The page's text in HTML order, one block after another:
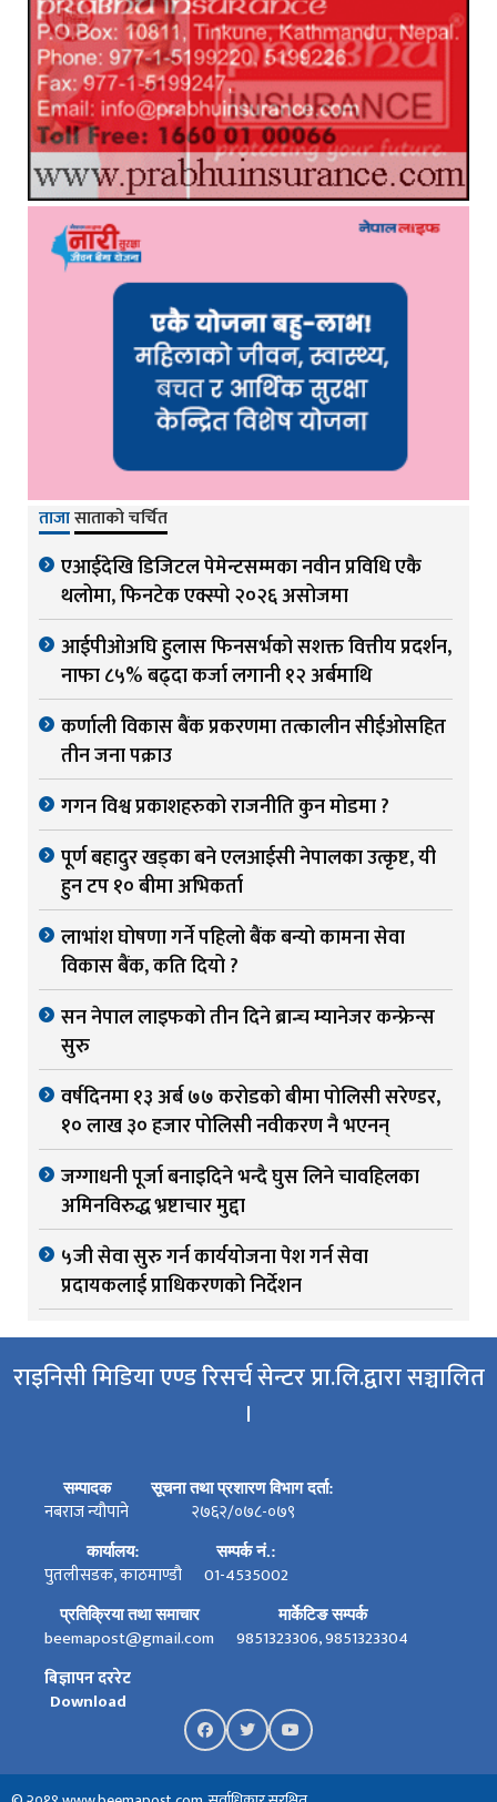
ताजासाताको चर्चित
एआईदेखि डिजिटल पेमेन्टसम्मका नवीन प्रविधि एकै
थलोमा, फिनटेक एक्स्पो २०२६ असोजमा
आईपीओअघि हुलास फिनसर्भको सशक्त वित्तीय प्रदर्शन,
नाफा ८५% बढ्दा कर्जा लगानी १२ अर्बमाथि
कर्णाली विकास बैंक प्रकरणमा तत्कालीन सीईओसहित
तीन जना पक्राउ
गगन विश्व प्रकाशहरुको राजनीति कुन मोडमा ?
पूर्ण बहादुर खड्का बने एलआईसी नेपालका उत्कृष्ट, यी
हुन टप १० बीमा अभिकर्ता
लाभांश घोषणा गर्ने पहिलो बैंक बन्यो कामना सेवा
विकास बैंक, कति दियो ?
सन नेपाल लाइफको तीन दिने ब्रान्च म्यानेजर कन्फ्रेन्स
सुरु
वर्षदिनमा १३ अर्ब ७७ करोडको बीमा पोलिसी सरेण्डर,
१० लाख ३० हजार पोलिसी नवीकरण नै भएनन्
जग्गाधनी पूर्जा बनाइदिने भन्दै घुस लिने चावहिलका
अमिनविरुद्ध भ्रष्टाचार मुद्दा
५जी सेवा सुरु गर्न कार्ययोजना पेश गर्न सेवा
प्रदायकलाई प्राधिकरणको निर्देशन
राइनिसी मिडिया एण्ड रिसर्च सेन्टर प्रा.लि.द्वारा सञ्चालित
।
सम्पादक
नबराज न्यौपाने
सूचना तथा प्रशारण विभाग दर्ता:
२७६२/०७८-०७९
कार्यालय:
पुतलीसडक, काठमाण्डौ
सम्पर्क नं.:
01-4535002
प्रतिक्रिया तथा समाचार
beemapost@gmail.com
मार्केटिङ सम्पर्क
9851323306, 9851323304
बिज्ञापन दररेट
Download